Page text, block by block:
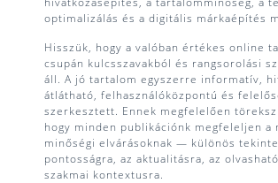
optimalizálás és a digitális márkaépítés
Hisszük, hogy a valóban értékes online
csupán kulcsszavakból és rangsorolási
áll. A jó tartalom egyszerre informatív,
átlátható, felhasználóközpontú és
szerkesztett. Ennek megfelelően
hogy minden publikációnk megfeleljen a
minőségi elvárásoknak — különös
pontosságra, az aktualitásra, az
szakmai kontextusra.